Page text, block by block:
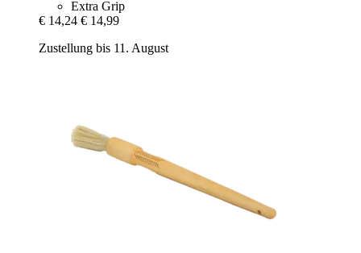
Extra Grip
€ 14,24 € 14,99
Zustellung bis 11. August